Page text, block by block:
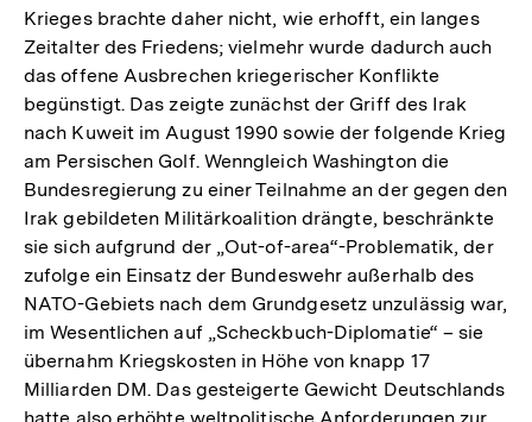
Krieges brachte daher nicht, wie erhofft, ein langes
Zeitalter des Friedens; vielmehr wurde dadurch auch
das offene Ausbrechen kriegerischer Konflikte
begünstigt. Das zeigte zunächst der Griff des Irak
nach Kuweit im August 1990 sowie der folgende Krieg
am Persischen Golf. Wenngleich Washington die
Bundesregierung zu einer Teilnahme an der gegen den
Irak gebildeten Militärkoalition drängte, beschränkte
sie sich aufgrund der „Out-of-area“-Problematik, der
zufolge ein Einsatz der Bundeswehr außerhalb des
NATO-Gebiets nach dem Grundgesetz unzulässig war,
im Wesentlichen auf „Scheckbuch-Diplomatie“ – sie
übernahm Kriegskosten in Höhe von knapp 17
Milliarden DM. Das gesteigerte Gewicht Deutschlands